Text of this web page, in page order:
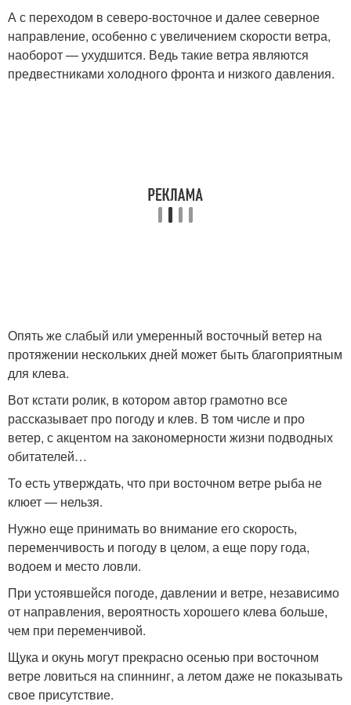
А с переходом в северо-восточное и далее северное
направление, особенно с увеличением скорости ветра,
наоборот — ухудшится. Ведь такие ветра являются
предвестниками холодного фронта и низкого давления.
Опять же слабый или умеренный восточный ветер на
протяжении нескольких дней может быть благоприятным
для клева.
Вот кстати ролик, в котором автор грамотно все
рассказывает про погоду и клев. В том числе и про
ветер, с акцентом на закономерности жизни подводных
обитателей…
То есть утверждать, что при восточном ветре рыба не
клюет — нельзя.
Нужно еще принимать во внимание его скорость,
переменчивость и погоду в целом, а еще пору года,
водоем и место ловли.
При устоявшейся погоде, давлении и ветре, независимо
от направления, вероятность хорошего клева больше,
чем при переменчивой.
Щука и окунь могут прекрасно осенью при восточном
ветре ловиться на спиннинг, а летом даже не показывать
свое присутствие.